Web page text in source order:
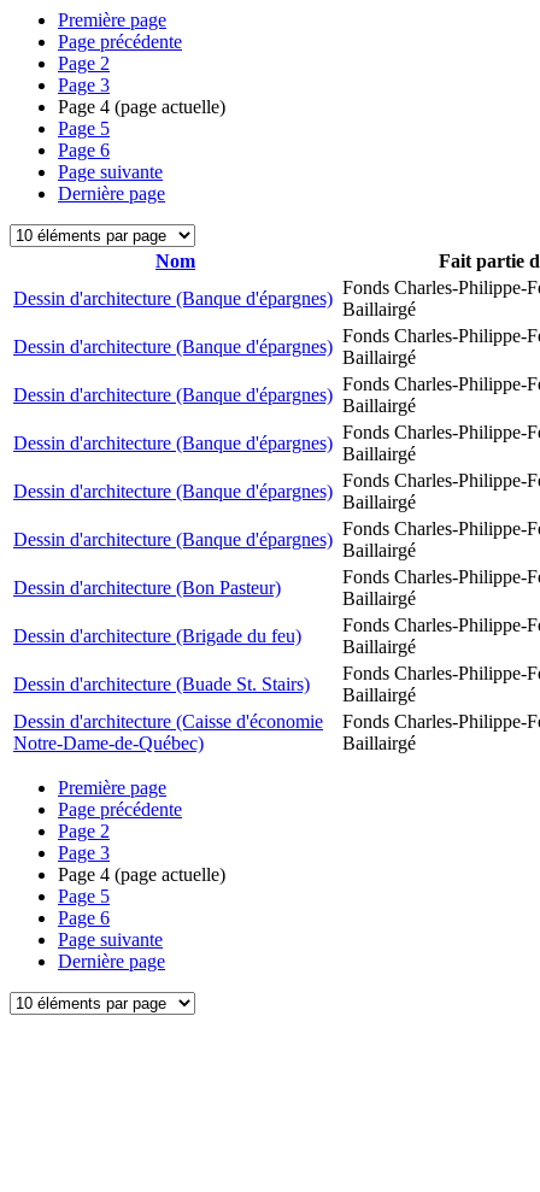
Première page
Page précédente
Page 2
Page 3
Page 4 (page actuelle)
Page 5
Page 6
Page suivante
Dernière page
Nom
Fait partie
Dessin d'architecture (Banque d'épargnes)
Fonds Charles-Philippe-
Baillairgé
Dessin d'architecture (Banque d'épargnes)
Fonds Charles-Philippe-
Baillairgé
Dessin d'architecture (Banque d'épargnes)
Fonds Charles-Philippe-
Baillairgé
Dessin d'architecture (Banque d'épargnes)
Fonds Charles-Philippe-
Baillairgé
Dessin d'architecture (Banque d'épargnes)
Fonds Charles-Philippe-
Baillairgé
Dessin d'architecture (Banque d'épargnes)
Fonds Charles-Philippe-
Baillairgé
Dessin d'architecture (Bon Pasteur)
Fonds Charles-Philippe-
Baillairgé
Dessin d'architecture (Brigade du feu)
Fonds Charles-Philippe-
Baillairgé
Dessin d'architecture (Buade St. Stairs)
Fonds Charles-Philippe-
Baillairgé
Dessin d'architecture (Caisse d'économie
Notre-Dame-de-Québec)
Fonds Charles-Philippe-
Baillairgé
Première page
Page précédente
Page 2
Page 3
Page 4 (page actuelle)
Page 5
Page 6
Page suivante
Dernière page